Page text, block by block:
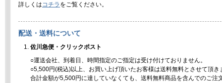
詳しくはコチラ をご覧ください。
配送・送料について
佐川急便・クリックポスト
○運送会社、到着日、時間指定のご指定は受け付けておりません。
○5,500円(税込)以上、お買い上げ頂いたお客様は送料無料とさせて頂き
合計金額が5,500円に達していなくても、送料無料商品を含んでのご注